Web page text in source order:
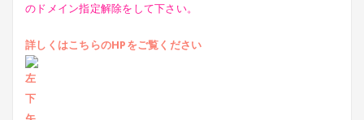
のドメイン指定解除をして下さい。
詳しくはこちらのHPをご覧ください